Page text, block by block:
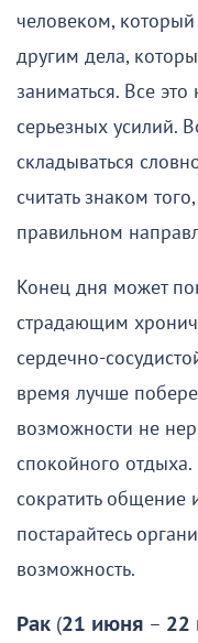
человеком, который
другим дела,
заниматься. Все
серьезных усилий.
складываться
считать знаком
правильном
Конец дня может
страдающим
сердечно-
время лучше
возможности не
спокойного отдыха.
сократить общение
постарайтесь
возможность.
Рак (21 июня – 22